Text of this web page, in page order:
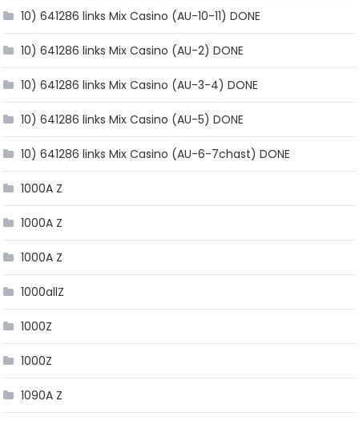
10) 641286 links Mix Casino (AU-10-11) DONE
10) 641286 links Mix Casino (AU-2) DONE
10) 641286 links Mix Casino (AU-3-4) DONE
10) 641286 links Mix Casino (AU-5) DONE
10) 641286 links Mix Casino (AU-6-7chast) DONE
1000A Z
1000A Z
1000A Z
1000allZ
1000Z
1000Z
1090A Z